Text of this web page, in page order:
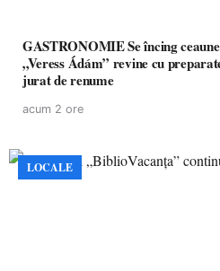
GASTRONOMIE Se încing ceaunele la Satu Mare! Concursul
„Veress Ádám” revine cu
jurat de renume
acum 2 ore
LOCALE